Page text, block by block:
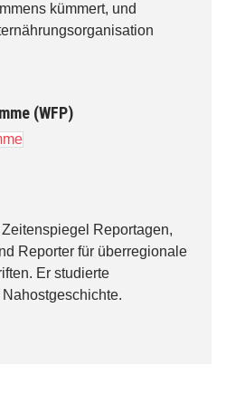
kümmert, und
(WFP)
Reportagen,
Reporter für überregionale
Er studierte